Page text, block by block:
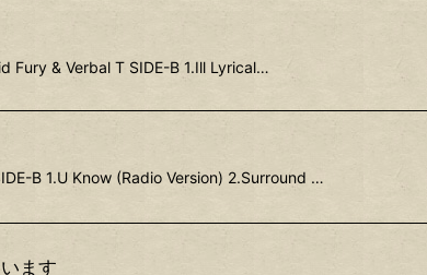
Fury & Verbal T SIDE-B 1.Ill Lyrical…
B 1.U Know (Radio Version) 2.Surround …
ます